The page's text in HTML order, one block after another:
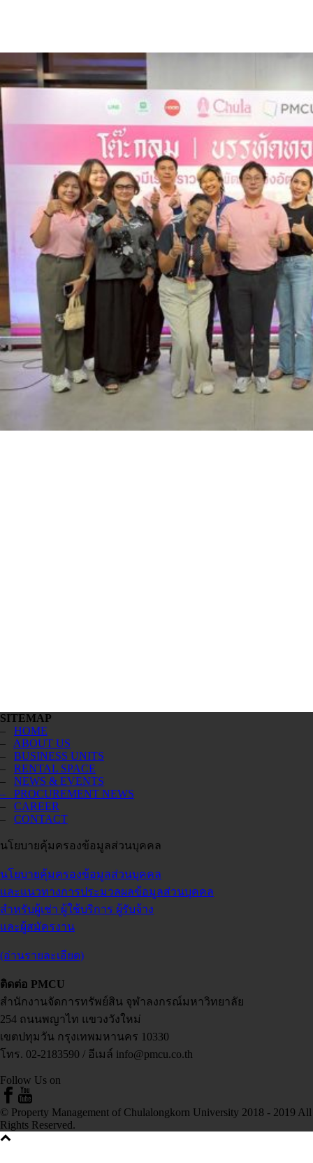
SITEMAP
– HOME
– ABOUT US
– BUSINESS UNITS
– RENTAL SPACE
– NEWS & EVENTS
– PROCUREMENT NEWS
– CAREER
– CONTACT
นโยบายคุ้มครองข้อมูลส่วนบุคคล
นโยบายคุ้มครองข้อมูลส่วนบุคคล
และแนวทางการประมวลผลข้อมูลส่วนบุคคล
สำหรับผู้เช่า ผู้ใช้บริการ ผู้รับจ้าง
และผู้สมัครงาน
(อ่านรายละเอียด)
ติดต่อ PMCU
สำนักงานจัดการทรัพย์สิน จุฬาลงกรณ์มหาวิทยาลัย
254 ถนนพญาไท แขวงวังใหม่
เขตปทุมวัน กรุงเทพมหานคร 10330
โทร. 02-2183590 / อีเมล์ info@pmcu.co.th
Follow Us on
© Property Management of Chulalongkorn University 2018 - 2019 All
Rights Reserved.